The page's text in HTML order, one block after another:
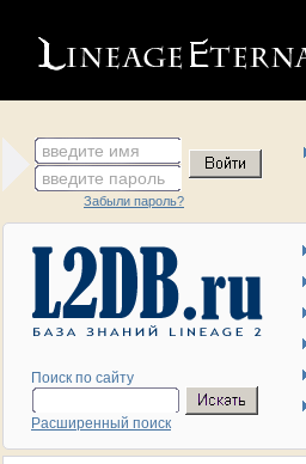
введите имя
введите пароль
Забыли пароль?
Поиск по сайту
Расширенный поиск